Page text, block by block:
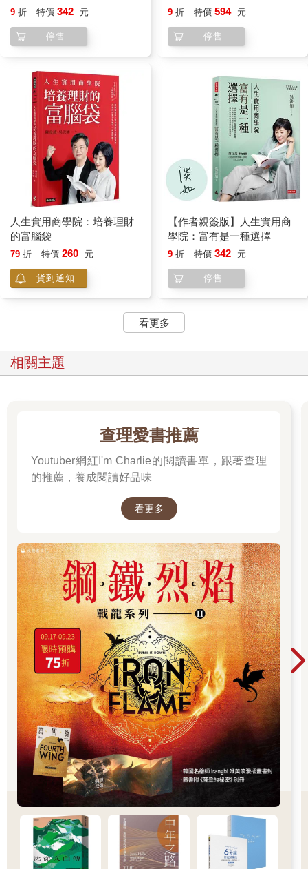
富之前先自主
9 折 特價 342 元
停售
財的富腦袋》＋《爸爸要再
9 折 特價 594 元
停售
人生實用商學院：培養理財
的富腦袋
79 折 特價 260 元
貨到通知
【作者親簽版】人生實用商
學院：富有是一種選擇
9 折 特價 342 元
停售
看更多
相關主題
查理愛書推薦
Youtuber網紅I'm Charlie的閱讀書單，跟著查理
的推薦，養成閱讀好品味
看更多